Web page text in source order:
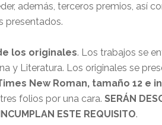
además, terceros premios, así
presentados.
los originales. Los trabajos se
y Literatura. Los originales se
New Roman, tamaño 12 e
folios por una cara. SERÁN
ESTE REQUISITO.